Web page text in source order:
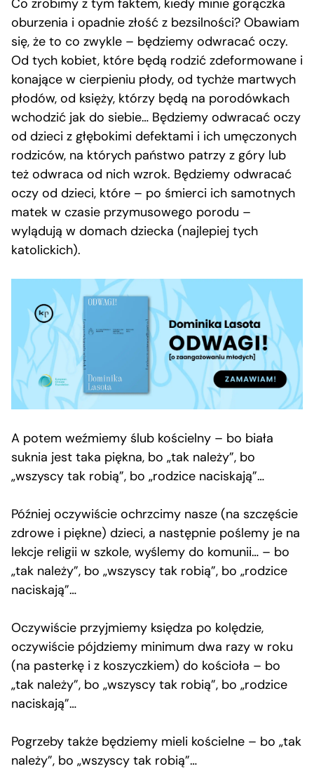
oburzenia i opadnie złość z bezsilności? Obawiam
się, że to co zwykle – będziemy odwracać oczy.
Od tych kobiet, które będą rodzić zdeformowane i
konające w cierpieniu płody, od tychże martwych
płodów, od księży, którzy będą na porodówkach
wchodzić jak do siebie… Będziemy odwracać oczy
od dzieci z głębokimi defektami i ich umęczonych
rodziców, na których państwo patrzy z góry lub
też odwraca od nich wzrok. Będziemy odwracać
oczy od dzieci, które – po śmierci ich samotnych
matek w czasie przymusowego porodu –
wylądują w domach dziecka (najlepiej tych
katolickich).
A potem weźmiemy ślub kościelny – bo biała
suknia jest taka piękna, bo „tak należy”, bo
„wszyscy tak robią”, bo „rodzice naciskają”…
Później oczywiście ochrzcimy nasze (na szczęście
zdrowe i piękne) dzieci, a następnie poślemy je na
lekcje religii w szkole, wyślemy do komunii… – bo
„tak należy”, bo „wszyscy tak robią”, bo „rodzice
naciskają”…
Oczywiście przyjmiemy księdza po kolędzie,
oczywiście pójdziemy minimum dwa razy w roku
(na pasterkę i z koszyczkiem) do kościoła – bo
„tak należy”, bo „wszyscy tak robią”, bo „rodzice
naciskają”…
Pogrzeby także będziemy mieli kościelne – bo „tak
należy”, bo „wszyscy tak robią”…